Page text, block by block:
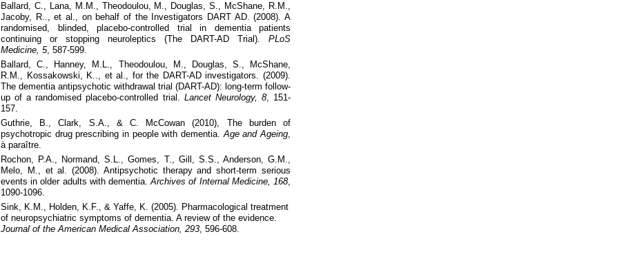
Ballard, C., Lana, M.M., Theodoulou, M., Douglas, S., McShane, R.M.,
Jacoby, R.., et al., on behalf of the Investigators DART AD. (2008). A
randomised, blinded, placebo-controlled trial in dementia patients
continuing or stopping neuroleptics (The DART-AD Trial). PLoS
Medicine, 5, 587-599.
Ballard, C., Hanney, M.L., Theodoulou, M., Douglas, S., McShane,
R.M., Kossakowski, K.., et al., for the DART-AD investigators. (2009).
The dementia antipsychotic withdrawal trial (DART-AD): long-term follow-
up of a randomised placebo-controlled trial. Lancet Neurology, 8, 151-
157.
Guthrie, B., Clark, S.A., & C. McCowan (2010), The burden of
psychotropic drug prescribing in people with dementia.Age and Ageing,
à paraître.
Rochon, P.A., Normand, S.L., Gomes, T., Gill, S.S., Anderson, G.M.,
Melo, M., et al. (2008). Antipsychotic therapy and short-term serious
events in older adults with dementia.Archives of Internal Medicine, 168,
1090-1096.
Sink, K.M., Holden, K.F., & Yaffe, K. (2005). Pharmacological treatment
of neuropsychiatric symptoms of dementia. A review of the evidence.
Journal of the American Medical Association, 293, 596-608.